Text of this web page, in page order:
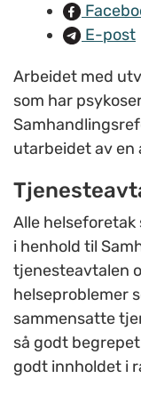
E-post
Arbeidet med
som har
utarbeidet av en
Alle helseforetak
i henhold til
tjenesteavtalen
helseproblemer
sammensatte
så godt
godt innholdet i